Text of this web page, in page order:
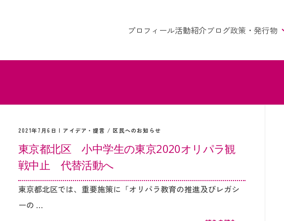
プロフィール活動紹介ブログ政策・発行物
2021年7月6日 | アイデア・提言 / 区民へのお知らせ
東京都北区 小中学生の東京2020オリパラ観
戦中止 代替活動へ
東京都北区では、重要施策に「オリパラ教育の推進及びレガシ
ーの …